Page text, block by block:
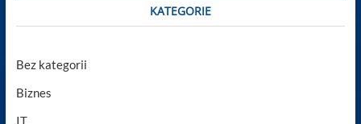
KATEGORIE
Bez kategorii
Biznes
IT